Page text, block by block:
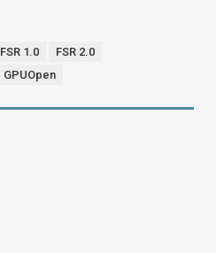
FSR 1.0
FSR 2.0
GPUOpen